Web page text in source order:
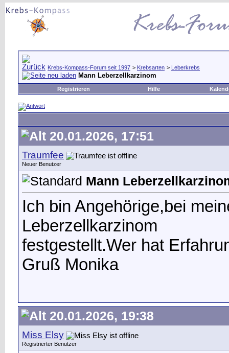
Krebs-Kompass-Forum seit 1997 > Krebsarten > Leberkrebs
Mann Leberzellkarzinom
Registrieren Hilfe
20.01.2026, 17:51
Traumfee
Neuer Benutzer
Mann
Ich bin Angehörige,bei
Leberzellkarzinom
festgestellt.Wer hat
Gruß Monika
20.01.2026, 19:38
Miss Elsy
Registrierter Benutzer